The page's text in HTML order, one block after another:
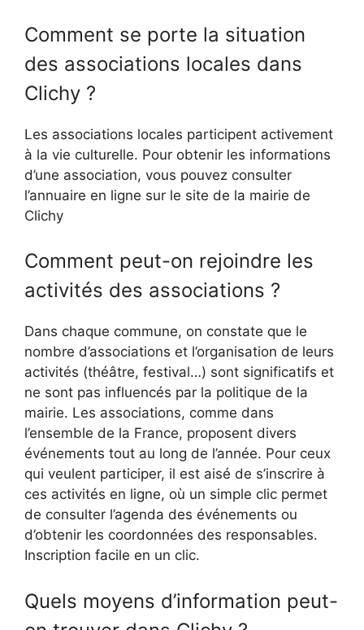
Comment se porte la situation
des associations locales dans
Clichy ?
Les associations locales participent activement
à la vie culturelle. Pour obtenir les informations
d’une association, vous pouvez consulter
l’annuaire en ligne sur le site de la mairie de
Clichy
Comment peut-on rejoindre les
activités des associations ?
Dans chaque commune, on constate que le
nombre d’associations et l’organisation de leurs
activités (théâtre, festival…) sont significatifs et
ne sont pas influencés par la politique de la
mairie. Les associations, comme dans
l’ensemble de la France, proposent divers
événements tout au long de l’année. Pour ceux
qui veulent participer, il est aisé de s’inscrire à
ces activités en ligne, où un simple clic permet
de consulter l’agenda des événements ou
d’obtenir les coordonnées des responsables.
Inscription facile en un clic.
Quels moyens d’information peut-